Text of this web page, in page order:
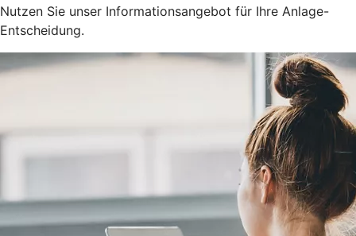
Nutzen Sie unser Informationsangebot für Ihre Anlage-
Entscheidung.